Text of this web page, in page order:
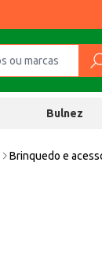
Bulnez
Brinquedo e